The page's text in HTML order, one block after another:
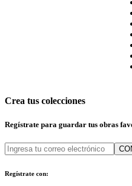
Crea tus colecciones
Regístrate para guardar tus obras
Regístrate con: